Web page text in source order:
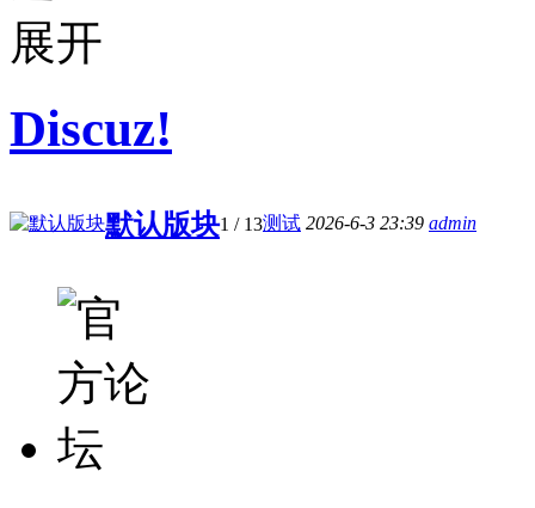
Discuz!
默认版块1 / 13测试 2026-6-3 23:39 admin